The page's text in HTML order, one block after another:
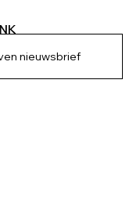
nieuwsbrief